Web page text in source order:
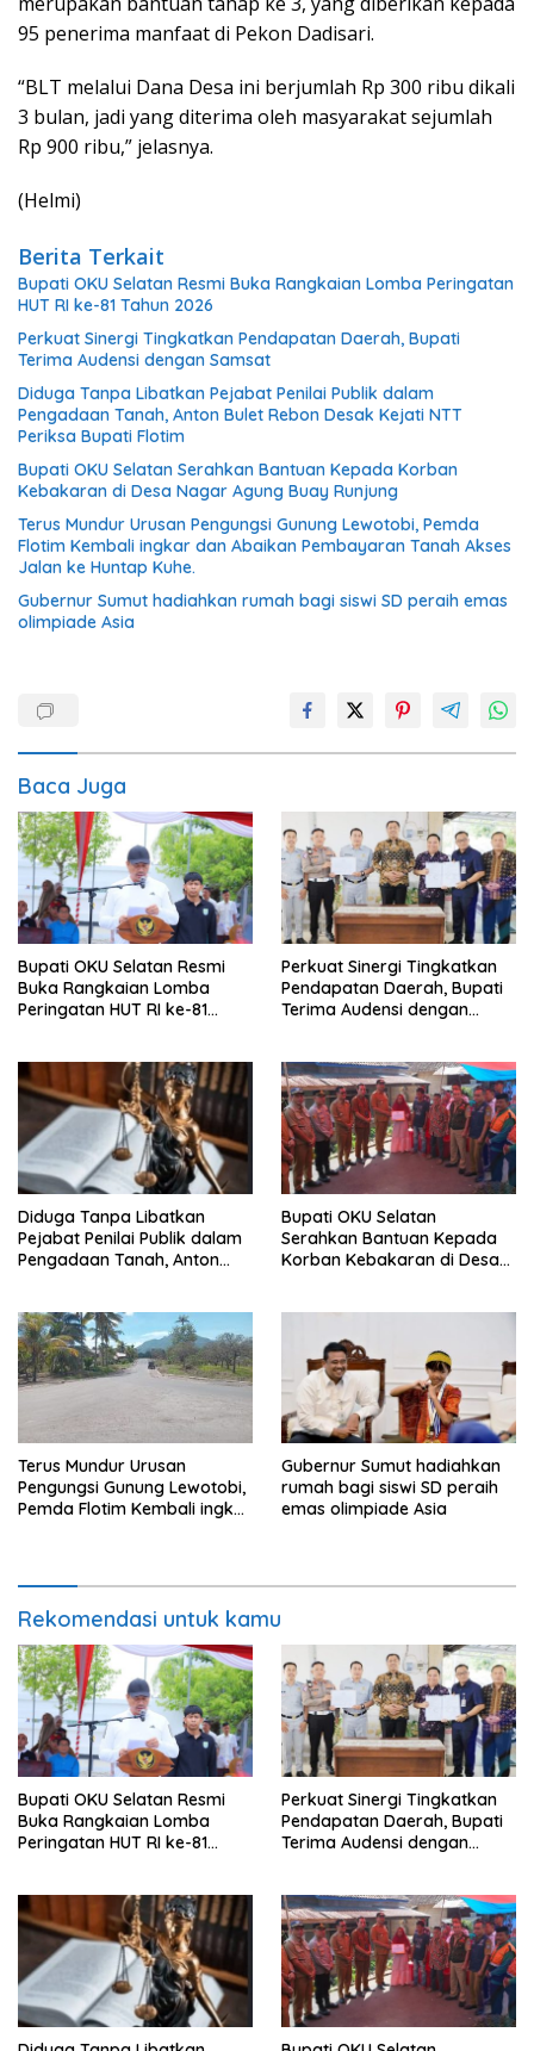
95 penerima manfaat di Pekon Dadisari.
“BLT melalui Dana Desa ini berjumlah Rp 300 ribu dikali
3 bulan, jadi yang diterima oleh masyarakat sejumlah
Rp 900 ribu,” jelasnya.
(Helmi)
Berita Terkait
Bupati OKU Selatan Resmi Buka Rangkaian Lomba Peringatan
HUT RI ke-81 Tahun 2026
Perkuat Sinergi Tingkatkan Pendapatan Daerah, Bupati
Terima Audensi dengan Samsat
Diduga Tanpa Libatkan Pejabat Penilai Publik dalam
Pengadaan Tanah, Anton Bulet Rebon Desak Kejati NTT
Periksa Bupati Flotim
Bupati OKU Selatan Serahkan Bantuan Kepada Korban
Kebakaran di Desa Nagar Agung Buay Runjung
Terus Mundur Urusan Pengungsi Gunung Lewotobi, Pemda
Flotim Kembali ingkar dan Abaikan Pembayaran Tanah Akses
Jalan ke Huntap Kuhe.
Gubernur Sumut hadiahkan rumah bagi siswi SD peraih emas
olimpiade Asia
Baca Juga
Bupati OKU Selatan Resmi
Buka Rangkaian Lomba
Peringatan HUT RI ke-81
Perkuat Sinergi Tingkatkan
Pendapatan Daerah, Bupati
Terima Audensi dengan
Diduga Tanpa Libatkan
Pejabat Penilai Publik dalam
Pengadaan Tanah, Anton
Bupati OKU Selatan
Serahkan Bantuan Kepada
Korban Kebakaran di Desa
Terus Mundur Urusan
Pengungsi Gunung Lewotobi,
Pemda Flotim Kembali ingkar
Gubernur Sumut hadiahkan
rumah bagi siswi SD peraih
emas olimpiade Asia
Rekomendasi untuk kamu
Bupati OKU Selatan Resmi
Buka Rangkaian Lomba
Peringatan HUT RI ke-81
Perkuat Sinergi Tingkatkan
Pendapatan Daerah, Bupati
Terima Audensi dengan